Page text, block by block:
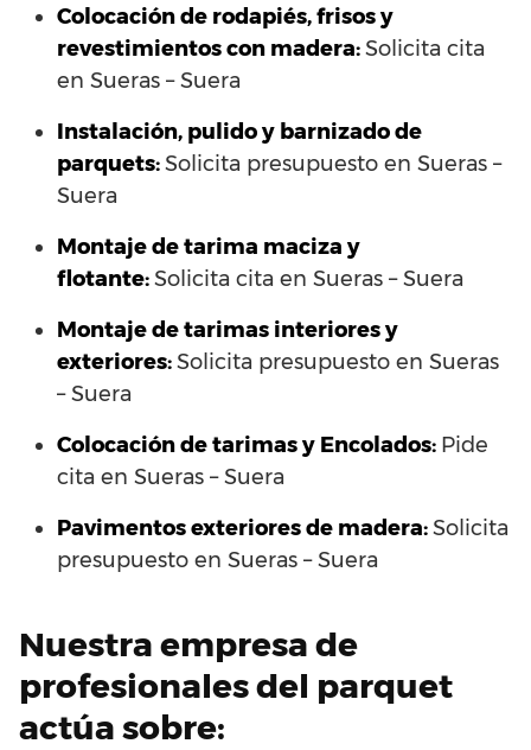
Colocación de rodapiés, frisos y
revestimientos con madera:Solicita cita
en Sueras – Suera
Instalación, pulido y barnizado de
parquets:Solicita presupuesto en Sueras –
Suera
Montaje de tarima maciza y
flotante:Solicita cita en Sueras – Suera
Montaje de tarimas interiores y
exteriores:Solicita presupuesto en Sueras
– Suera
Colocación de tarimas y Encolados: Pide
cita en Sueras – Suera
Pavimentos exteriores de madera:Solicita
presupuesto en Sueras – Suera
Nuestra empresa de
profesionales del parquet
actúa sobre: